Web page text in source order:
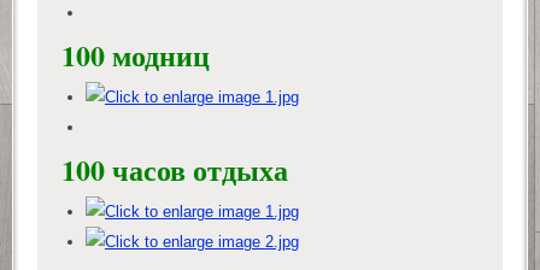
100 модниц
100 часов отдыха